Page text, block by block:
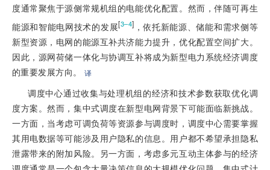
度通常聚焦于源侧常规机组的电能优化配置。然而，伴随可再生
能源和智能电网技术的发展[3–4] ，依托新能源、储能和需求侧等
新型资源，电网的能源互补共济能力提升，优化配置空间扩大。
因此，源网荷储一体化与协调互补将成为新型电力系统经济调度
的重要发展方向。
译
调度中心通过收集与处理机组的经济和技术参数获取优化调
度方案。然而，集中式调度在新型电网背景下可能面临新挑战。
一方面，当考虑可调负荷等资源参与调度时，调度中心需要掌握
其用电数据等可能涉及用户隐私的信息。用户都不希望承担隐私
泄露带来的附加风险。另一方面，考虑多元互动主体参与的经济